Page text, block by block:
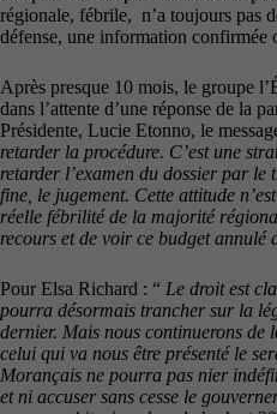
régionale, fébrile, n’a toujours pas
défense, une information confirmée
Après presque 10 mois, le groupe
dans l’attente d’une réponse de la
Présidente, Lucie Etonno, le
retarder la procédure. C’est une
retarder l’examen du dossier par le
fine, le jugement. Cette attitude
réelle fébrilité de la majorité
recours et de voir ce budget annulé
Pour Elsa Richard : “ Le droit est
pourra désormais trancher sur la
dernier. Mais nous continuerons de
celui qui va nous être présenté le
Morançais ne pourra pas nier
et ni accuser sans cesse le